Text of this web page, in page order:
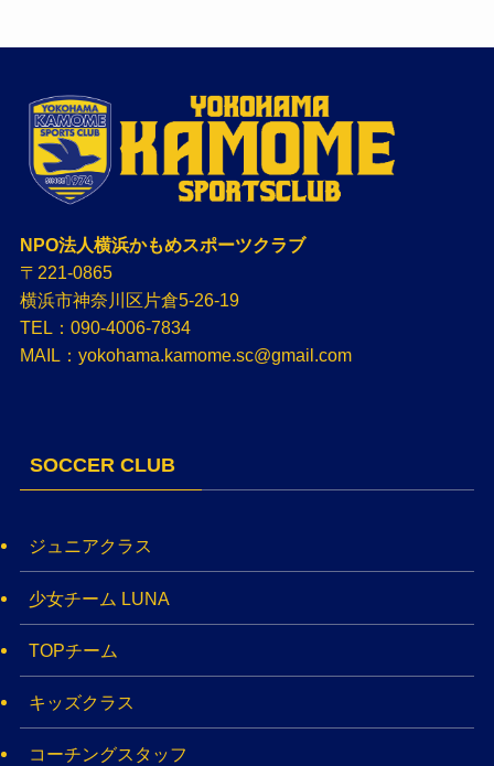
NPO法人横浜かもめスポーツクラブ
〒221-0865
横浜市神奈川区片倉5-26-19
TEL：090-4006-7834
MAIL：yokohama.kamome.sc@gmail.com
SOCCER CLUB
ジュニアクラス
少女チーム LUNA
TOPチーム
キッズクラス
コーチングスタッフ